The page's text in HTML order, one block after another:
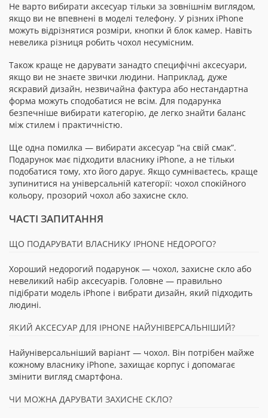
Не варто вибирати аксесуар тільки за зовнішнім виглядом,
якщо ви не впевнені в моделі телефону. У різних iPhone
можуть відрізнятися розміри, кнопки й блок камер. Навіть
невелика різниця робить чохол несумісним.
Також краще не дарувати занадто специфічні аксесуари,
якщо ви не знаєте звички людини. Наприклад, дуже
яскравий дизайн, незвичайна фактура або нестандартна
форма можуть сподобатися не всім. Для подарунка
безпечніше вибирати категорію, де легко знайти баланс
між стилем і практичністю.
Ще одна помилка — вибирати аксесуар “на свій смак”.
Подарунок має підходити власнику iPhone, а не тільки
подобатися тому, хто його дарує. Якщо сумніваєтесь, краще
зупинитися на універсальній категорії: чохол спокійного
кольору, прозорий чохол або захисне скло.
ЧАСТІ ЗАПИТАННЯ
ЩО ПОДАРУВАТИ ВЛАСНИКУ IPHONE НЕДОРОГО?
Хороший недорогий подарунок — чохол, захисне скло або
невеликий набір аксесуарів. Головне — правильно
підібрати модель iPhone і вибрати дизайн, який підходить
людині.
ЯКИЙ АКСЕСУАР ДЛЯ IPHONE НАЙУНІВЕРСАЛЬНІШИЙ?
Найуніверсальніший варіант — чохол. Він потрібен майже
кожному власнику iPhone, захищає корпус і допомагає
змінити вигляд смартфона.
ЧИ МОЖНА ДАРУВАТИ ЗАХИСНЕ СКЛО?